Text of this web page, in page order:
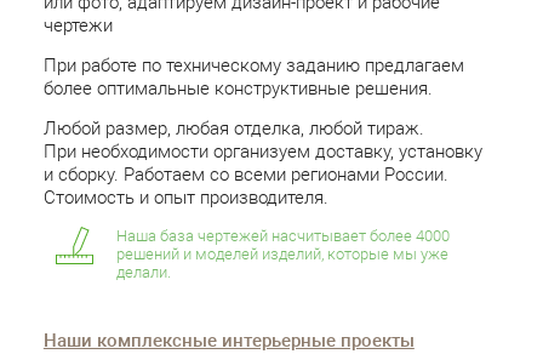
чертежи
При работе по техническому заданию предлагаем
более оптимальные конструктивные решения.
Любой размер, любая отделка, любой тираж.
При необходимости организуем доставку, установку
и сборку. Работаем со всеми регионами России.
Стоимость и опыт производителя.
Наша база чертежей насчитывает более 4000
решений и моделей изделий, которые мы уже
делали.
Наши комплексные интерьерные проекты